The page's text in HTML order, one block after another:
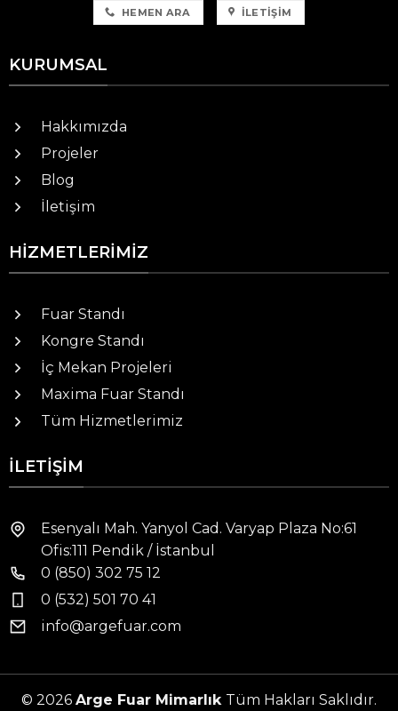
HEMEN ARA İLETIŞIM
KURUMSAL
Hakkımızda
Projeler
Blog
İletişim
HIZMETLERIMIZ
Fuar Standı
Kongre Standı
İç Mekan Projeleri
Maxima Fuar Standı
Tüm Hizmetlerimiz
İLETIŞIM
Esenyalı Mah. Yanyol Cad. Varyap Plaza No:61
Ofis:111 Pendik / İstanbul
0 (850) 302 75 12
0 (532) 501 70 41
info@argefuar.com
© 2026 Arge Fuar Mimarlık Tüm Hakları Saklıdır.